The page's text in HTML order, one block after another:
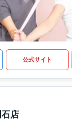
公式サイト
店